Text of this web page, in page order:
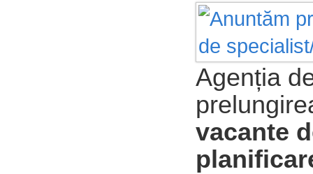
Agenția
vacante